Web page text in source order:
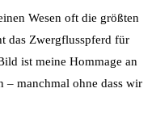
Wesen oft die größten
das Zwergflusspferd für
ist meine Hommage an
– manchmal ohne dass wir